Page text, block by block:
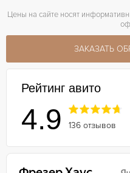
Цены на сайте носят
ЗАКАЗАТЬ
Рейтинг авито
4.9 136 отзывов